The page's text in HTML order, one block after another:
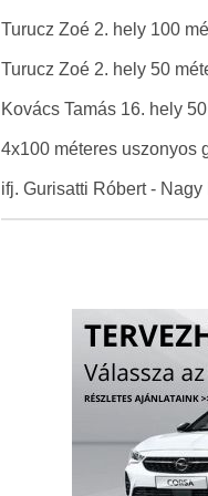
Turucz Zoé 2. hely 100
Turucz Zoé 2. hely 50
Kovács Tamás 16. hely
4x100 méteres uszonyos
ifj. Gurisatti Róbert -